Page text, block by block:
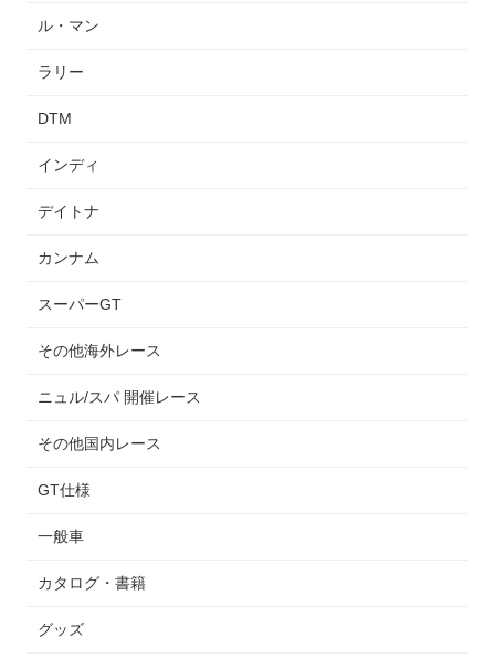
ル・マン
ラリー
DTM
インディ
デイトナ
カンナム
スーパーGT
その他海外レース
ニュル/スパ 開催レース
その他国内レース
GT仕様
一般車
カタログ・書籍
グッズ